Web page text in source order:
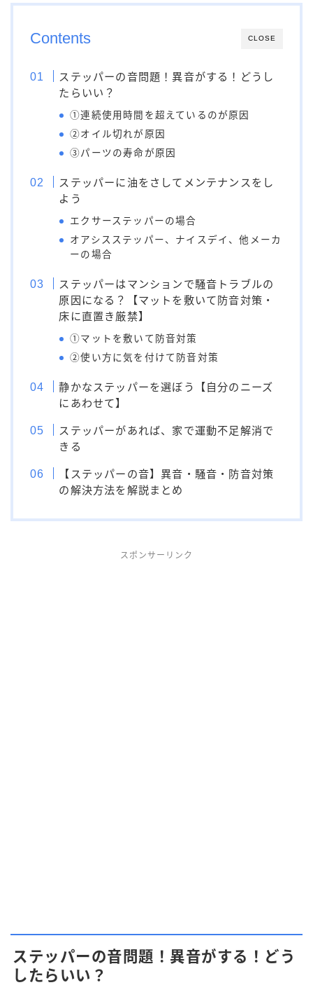
CLOSE
Contents
ステッパーの音問題！異音がする！どうし
たらいい？
①連続使用時間を超えているのが原因
②オイル切れが原因
③パーツの寿命が原因
ステッパーに油をさしてメンテナンスをし
よう
エクサーステッパーの場合
オアシスステッパー、ナイスデイ、他メーカ
ーの場合
ステッパーはマンションで騒音トラブルの
原因になる？【マットを敷いて防音対策・
床に直置き厳禁】
①マットを敷いて防音対策
②使い方に気を付けて防音対策
静かなステッパーを選ぼう【自分のニーズ
にあわせて】
ステッパーがあれば、家で運動不足解消で
きる
【ステッパーの音】異音・騒音・防音対策
の解決方法を解説まとめ
スポンサーリンク
ステッパーの音問題！異音がする！どう
したらいい？